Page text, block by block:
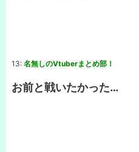
13: 名無しのVtuberまとめ部！
お前と戦いたかった…